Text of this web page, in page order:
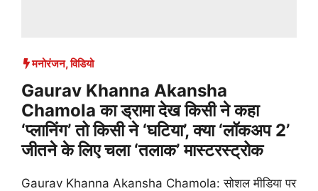
मनोरंजन,विडियो
Gaurav Khanna Akansha
Chamola का ड्रामा देख किसी ने कहा
‘प्लानिंग’ तो किसी ने ‘घटिया’, क्या ‘लॉकअप 2’
जीतने के लिए चला ‘तलाक’ मास्टरस्ट्रोक
Gaurav Khanna Akansha Chamola: सोशल मीडिया पर